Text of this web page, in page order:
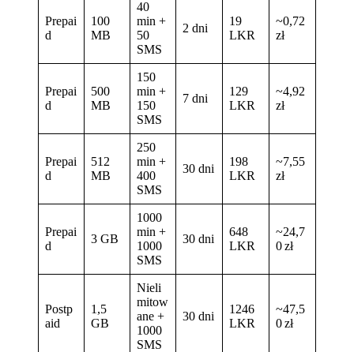
Prepai
d
100
MB
40
min +
50
SMS
2 dni
19
LKR
~0,72
zł
Prepai
d
500
MB
150
min +
150
SMS
7 dni
129
LKR
~4,92
zł
Prepai
d
512
MB
250
min +
400
SMS
30 dni
198
LKR
~7,55
zł
Prepai
d
3 GB
1000
min +
1000
SMS
30 dni
648
LKR
~24,7
0 zł
Postp
aid
1,5
GB
Nieli
mitow
ane +
1000
SMS
30 dni
1246
LKR
~47,5
0 zł